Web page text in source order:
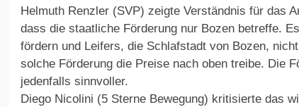
Helmuth Renzler (SVP) zeigte Verständnis für das
dass die staatliche Förderung nur Bozen betreffe.
fördern und Leifers, die Schlafstadt von Bozen,
solche Förderung die Preise nach oben treibe. Die
jedenfalls sinnvoller.
Diego Nicolini (5 Sterne Bewegung) kritisierte das